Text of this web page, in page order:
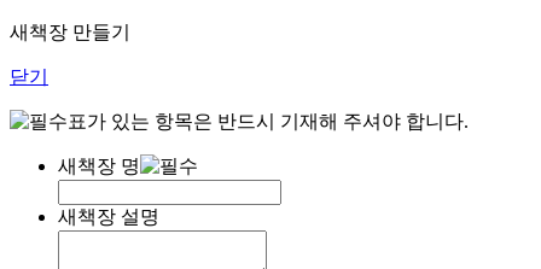
새책장 만들기
닫기
표가 있는 항목은 반드시 기재해 주셔야 합니다.
새책장 명
새책장 설명